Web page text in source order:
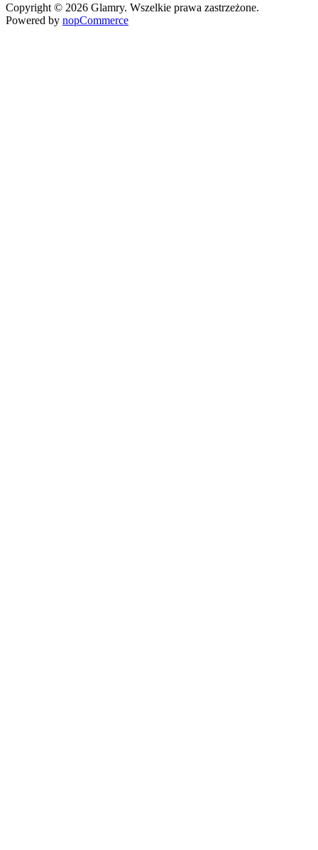
Copyright © 2026 Glamry. Wszelkie prawa zastrzeżone.
Powered by nopCommerce